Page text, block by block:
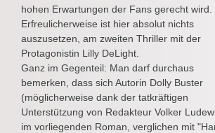
hohen Erwartungen der Fans gerecht wird.
Erfreulicherweise ist hier absolut nichts
auszusetzen, am zweiten Thriller mit der
Protagonistin Lilly DeLight.
Ganz im Gegenteil: Man darf durchaus
bemerken, dass sich Autorin Dolly Buster
(möglicherweise dank der tatkräftigen
Unterstützung von Redakteur Volker
im vorliegenden Roman, verglichen mit